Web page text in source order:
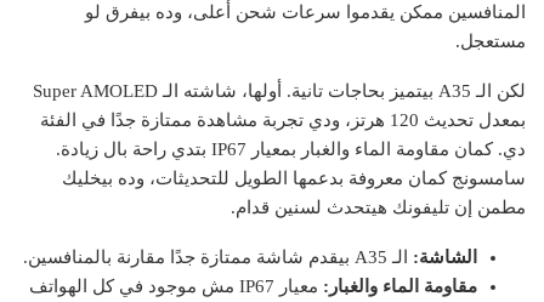
المنافسين ممكن يقدموا سرعات شحن أعلى، وده بيفرق لو
مستعجل.
لكن الـ A35 بيتميز بحاجات تانية. أولها، شاشته الـ Super AMOLED
بمعدل تحديث 120 هرتز، ودي تجربة مشاهدة ممتازة جدًا في الفئة
دي. كمان مقاومة الماء والغبار بمعيار IP67 بتدي راحة بال زيادة.
سامسونج كمان معروفة بدعمها الطويل للتحديثات، وده بيخليك
مطمن إن تليفونك هيتحدث لسنين قدام.
الشاشة: الـ A35 بيقدم شاشة ممتازة جدًا مقارنة بالمنافسين.
مقاومة الماء والغبار:
معيار IP67 مش موجود في كل الهواتف